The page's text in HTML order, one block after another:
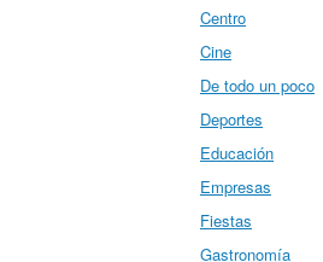
Centro
Cine
De todo un poco
Deportes
Educación
Empresas
Fiestas
Gastronomía